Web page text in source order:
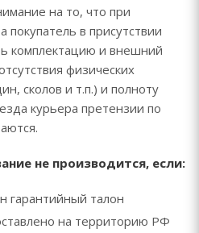
на то, что при
покупатель в присутствии
комплектацию и внешний
физических
сколов и т.п.) и полноту
курьера претензии по
не производится, если:
гарантийный талон
на территорию РФ